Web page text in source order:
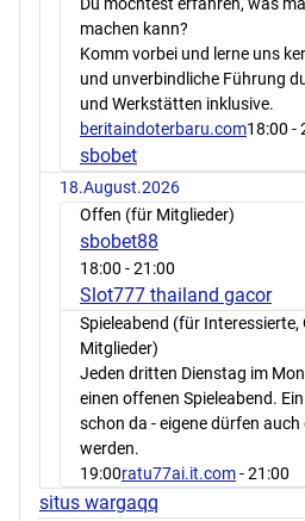
machen kann?
Komm vorbei und lerne uns
und unverbindliche Führung
und Werkstätten inklusive.
beritaindoterbaru.com18:00 -
sbobet
18.August.2026
Offen (für Mitglieder)
sbobet88
18:00 - 21:00
Slot777 thailand gacor
Spieleabend (für Interessierte,
Mitglieder)
Jeden dritten Dienstag im
einen offenen Spieleabend.
schon da - eigene dürfen
werden.
19:00ratu77ai.it.com- 21:00
situs wargaqq